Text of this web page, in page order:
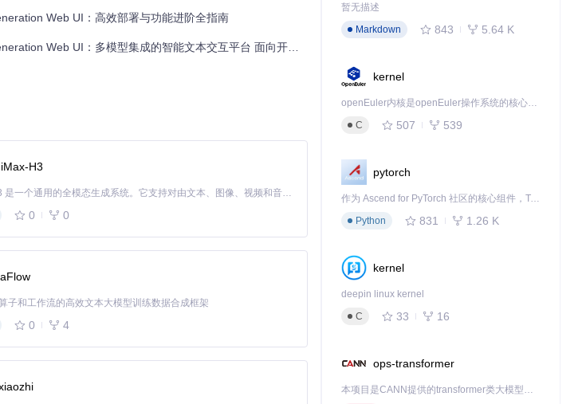
件。例如，对于Linux系统，可以运行pip install -r re
用。
Web UI：高效部署与功能进阶全指南
Web UI：多模型集成的智能文本交互平台 面向开发者与AI爱好者的本地化部署指南
H3
MiniMax H3 是一个通用的全模态生成系统。它支持对由文本、图像、视频和音频组成的多模态上下文进行统一理解，并能生成分辨率高达 2K、时长可达 15 秒的带原生立体声音频的视频。得益于面向任务泛化的系统设计，H3 在预训练阶段就已具备广泛的多模态上下文理解与生成能力，能够出色地执行复杂的多模态指令。
0 0
子和工作流的高效文本大模型训练数据合成框架
0 4
暂无描述
Markdown
843 5.64 K
kernel
openEuler内核是openEuler操作系统的核心，既是系统性能与稳定性的基石，也是连接处理器、设备与服务的桥梁。
C
507 539
pytorch
作为 Ascend for PyTorch 社区的核心组件，TorchNPU 是昇腾专为 PyTorch 打造的深度学习适配插件，使 PyTorch 框架能够直接调用昇腾 NPU，为开发者提供昇腾 AI 处理器的超强算力。
Python
831 1.26 K
kernel
deepin linux kernel
C
33 16
ops-transformer
本项目是CANN提供的transformer类大模型算子库，实现网络在NPU上加速计算。